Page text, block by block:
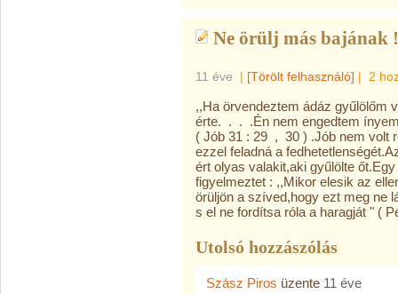
Ne örülj más bajának !
11 éve | [Törölt felhasználó] | 2
,,Ha örvendeztem ádáz gyűlölőm
érte. . . .Én nem engedtem
( Jób 31 : 29 , 30 ) .Jób nem volt
ezzel feladná a
ért olyas valakit,aki gyűlölte
figyelmeztet : ,,Mikor elesik az
örüljön a szíved,hogy ezt meg ne
s el ne fordítsa róla a haragját " (
Utolsó hozzászólás
Szász Piros üzente 11 éve